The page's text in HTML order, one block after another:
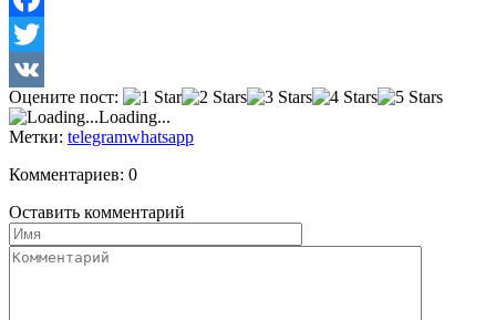
Facebook
Twitter
VK
Оцените пост:
Loading...
Метки: telegramwhatsapp
Комментариев: 0
Оставить комментарий